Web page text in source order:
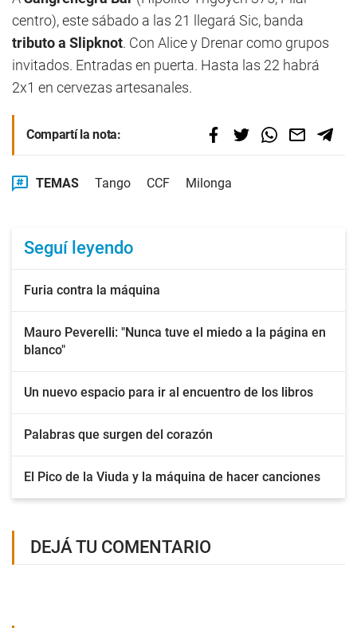
centro), este sábado a las 21 llegará Sic, banda
tributo a Slipknot. Con Alice y Drenar como grupos
invitados. Entradas en puerta. Hasta las 22 habrá
2x1 en cervezas artesanales.
Compartí la nota:
TEMAS Tango CCF Milonga
Seguí leyendo
Furia contra la máquina
Mauro Peverelli: "Nunca tuve el miedo a la página en
blanco"
Un nuevo espacio para ir al encuentro de los libros
Palabras que surgen del corazón
El Pico de la Viuda y la máquina de hacer canciones
DEJÁ TU COMENTARIO